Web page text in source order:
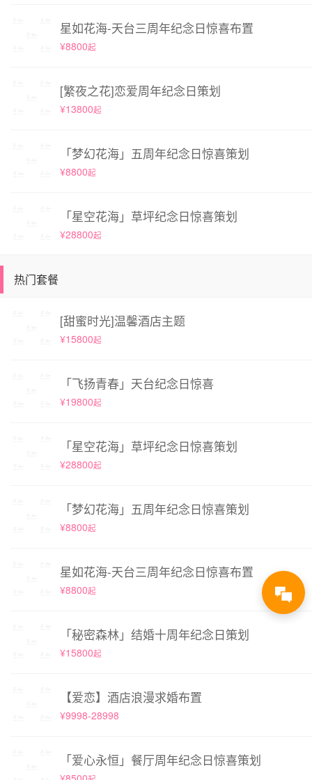
星如花海-天台三周年纪念日惊喜布置
¥8800起
[繁夜之花]恋爱周年纪念日策划
¥13800起
「梦幻花海」五周年纪念日惊喜策划
¥8800起
「星空花海」草坪纪念日惊喜策划
¥28800起
热门套餐
[甜蜜时光]温馨酒店主题
¥15800起
「飞扬青春」天台纪念日惊喜
¥19800起
「星空花海」草坪纪念日惊喜策划
¥28800起
「梦幻花海」五周年纪念日惊喜策划
¥8800起
星如花海-天台三周年纪念日惊喜布置
¥8800起
「秘密森林」结婚十周年纪念日策划
¥15800起
【爱恋】酒店浪漫求婚布置
¥9998-28998
「爱心永恒」餐厅周年纪念日惊喜策划